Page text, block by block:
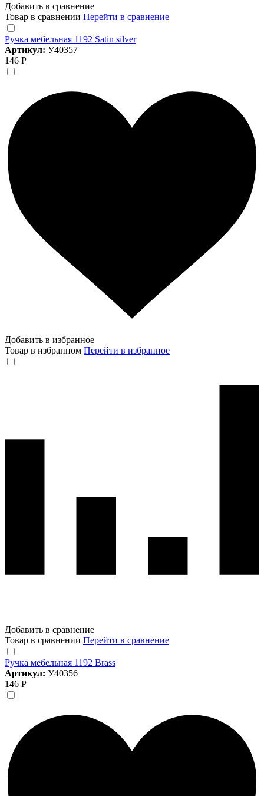
Добавить в сравнение
Товар в сравнении Перейти в сравнение
Ручка мебельная 1192 Satin silver
Артикул: У40357
146 Р
Добавить в избранное
Товар в избранном Перейти в избранное
Добавить в сравнение
Товар в сравнении Перейти в сравнение
Ручка мебельная 1192 Brass
Артикул: У40356
146 Р